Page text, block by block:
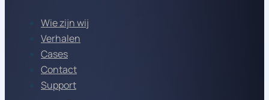
Wie zijn wij
Verhalen
Cases
Contact
Support